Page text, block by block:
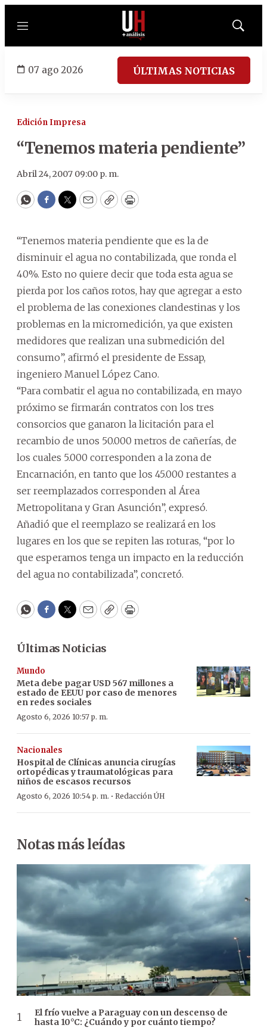
Menú
Mostrar
07 ago 2026 ÚLTIMAS NOTICIAS
Edición Impresa
“Tenemos materia pendiente”
Abril 24, 2007 09:00 p. m.
WhatsApp
Facebook
Twitter
EmailCopyPrint
“Tenemos materia pendiente que es la de
disminuir el agua no contabilizada, que ronda el
40%. Esto no quiere decir que toda esta agua se
pierda por los caños rotos, hay que agregar a esto
el problema de las conexiones clandestinas y los
problemas en la micromedición, ya que existen
medidores que realizan una submedición del
consumo”, afirmó el presidente de Essap,
ingeniero Manuel López Cano.
“Para combatir el agua no contabilizada, en mayo
próximo se firmarán contratos con los tres
consorcios que ganaron la licitación para el
recambio de unos 50.000 metros de cañerías, de
los cuales 5.000 corresponden a la zona de
Encarnación, en tanto que los 45.000 restantes a
ser reemplazados corresponden al Área
Metropolitana y Gran Asunción”, expresó.
Añadió que el reemplazo se realizará en los
lugares en los que se repiten las roturas, “por lo
que esperamos tenga un impacto en la reducción
del agua no contabilizada”, concretó.
WhatsApp
Facebook
Twitter
EmailCopyPrint
Últimas Noticias
Mundo
Meta debe pagar USD 567 millones a
estado de EEUU por caso de menores
en redes sociales
Agosto 6, 2026 10:57 p. m.
Nacionales
Hospital de Clínicas anuncia cirugías
ortopédicas y traumatológicas para
niños de escasos recursos
Agosto 6, 2026 10:54 p. m. · Redacción ÚH
Notas más leídas
El frío vuelve a Paraguay con un descenso de
hasta 10°C: ¿Cuándo y por cuánto tiempo?